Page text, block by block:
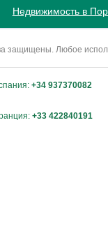
Недвижимость в
защищены. Любое
+34 937370082
+33 422840191